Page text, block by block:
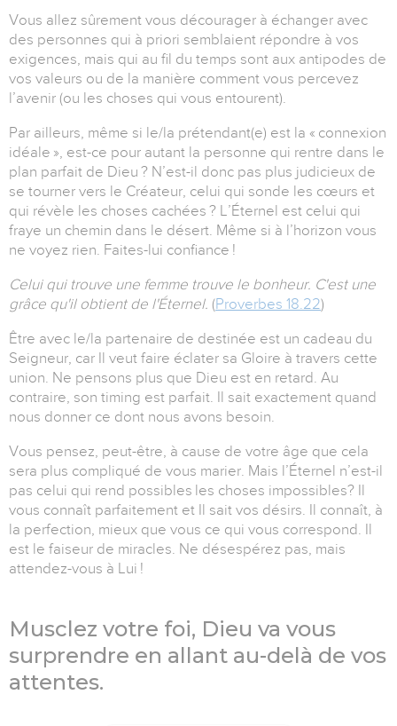
Vous allez sûrement vous décourager à échanger avec
des personnes qui à priori semblaient répondre à vos
exigences, mais qui au fil du temps sont aux antipodes de
vos valeurs ou de la manière comment vous percevez
l’avenir (ou les choses qui vous entourent).
Par ailleurs, même si le/la prétendant(e) est la « connexion
idéale », est-ce pour autant la personne qui rentre dans le
plan parfait de Dieu ? N’est-il donc pas plus judicieux de
se tourner vers le Créateur, celui qui sonde les cœurs et
qui révèle les choses cachées ? L’Éternel est celui qui
fraye un chemin dans le désert. Même si à l’horizon vous
ne voyez rien. Faites-lui confiance !
Celui qui trouve une femme trouve le bonheur. C'est une
grâce qu'il obtient de l'Éternel. (Proverbes 18.22)
Être avec le/la partenaire de destinée est un cadeau du
Seigneur, car Il veut faire éclater sa Gloire à travers cette
union. Ne pensons plus que Dieu est en retard. Au
contraire, son timing est parfait. Il sait exactement quand
nous donner ce dont nous avons besoin.
Vous pensez, peut-être, à cause de votre âge que cela
sera plus compliqué de vous marier. Mais l’Éternel n’est-il
pas celui qui rend possibles les choses impossibles? Il
vous connaît parfaitement et Il sait vos désirs. Il connaît, à
la perfection, mieux que vous ce qui vous correspond. Il
est le faiseur de miracles. Ne désespérez pas, mais
attendez-vous à Lui !
Musclez votre foi, Dieu va vous
surprendre en allant au-delà de vos
attentes.